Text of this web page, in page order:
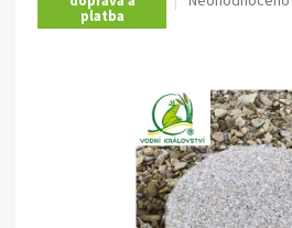
platba
z
5
hvězdiček.